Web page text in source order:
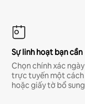
Sự linh hoạt bạn cần
Chọn chính xác
trực tuyến một cách
hoặc giấy tờ bổ